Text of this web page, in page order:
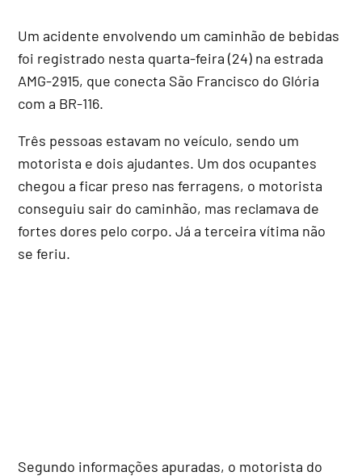
Um acidente envolvendo um caminhão de bebidas
foi registrado nesta quarta-feira (24) na estrada
AMG-2915, que conecta São Francisco do Glória
com a BR-116.
Três pessoas estavam no veículo, sendo um
motorista e dois ajudantes. Um dos ocupantes
chegou a ficar preso nas ferragens, o motorista
conseguiu sair do caminhão, mas reclamava de
fortes dores pelo corpo. Já a terceira vítima não
se feriu.
Segundo informações apuradas, o motorista do